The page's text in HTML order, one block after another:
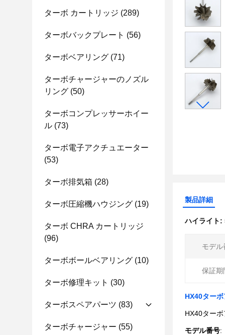
ターボ カートリッジ (289)
ターボバックプレート (56)
ターボベアリング (71)
ターボチャージャーのノズル
リング (50)
ターボコンプレッサーホイー
ル (73)
ターボ電子アクチュエーター
(53)
ターボ排気箱 (28)
ターボ圧縮機ハウジング (19)
ターボ CHRA カートリッジ
(96)
ターボボールベアリング (10)
ターボ修理キット (30)
ターボスペアパーツ (83)
ターボチャージャー (55)
製品詳細
ハイライト:
モデル
保証期
HX40ター
HX40ター
モデル番号: